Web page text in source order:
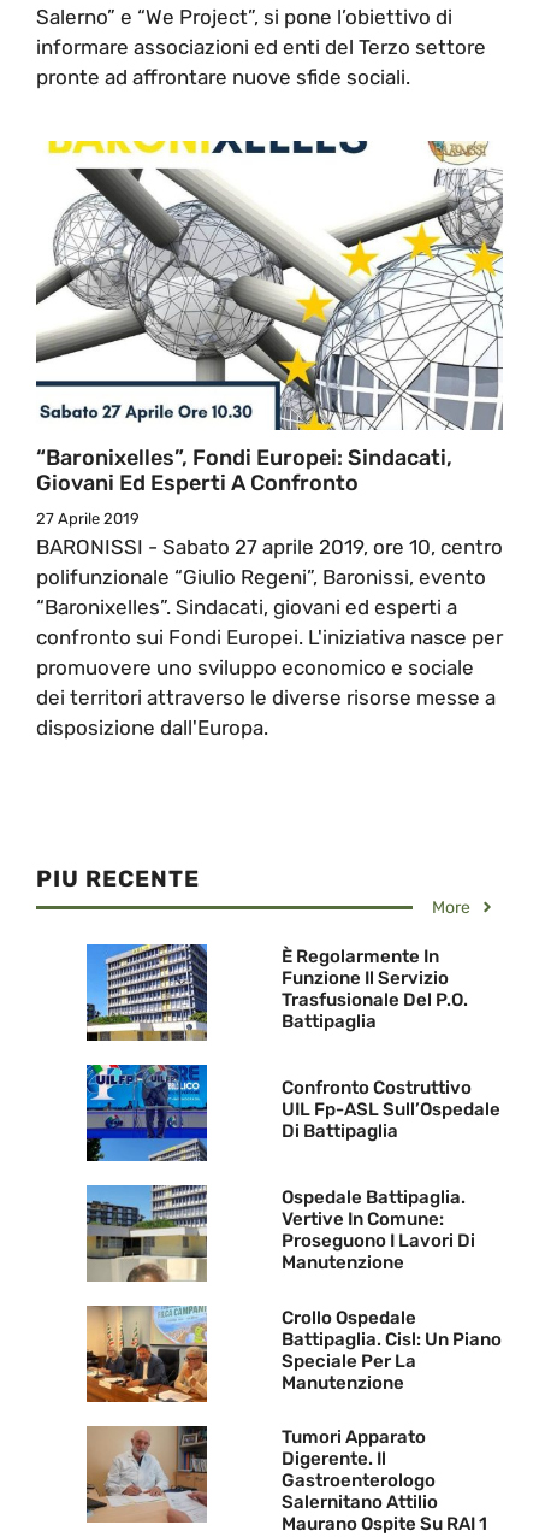
Salerno” e “We Project”, si pone l’obiettivo di
informare associazioni ed enti del Terzo settore
pronte ad affrontare nuove sfide sociali.
“Baronixelles”, Fondi Europei: Sindacati,
Giovani Ed Esperti A Confronto
27 Aprile 2019
BARONISSI - Sabato 27 aprile 2019, ore 10, centro
polifunzionale “Giulio Regeni”, Baronissi, evento
“Baronixelles”. Sindacati, giovani ed esperti a
confronto sui Fondi Europei. L'iniziativa nasce per
promuovere uno sviluppo economico e sociale
dei territori attraverso le diverse risorse messe a
disposizione dall'Europa.
PIU RECENTE
More
È Regolarmente In
Funzione Il Servizio
Trasfusionale Del P.O.
Battipaglia
Confronto Costruttivo
UIL Fp-ASL Sull’Ospedale
Di Battipaglia
Ospedale Battipaglia.
Vertive In Comune:
Proseguono I Lavori Di
Manutenzione
Crollo Ospedale
Battipaglia. Cisl: Un Piano
Speciale Per La
Manutenzione
Tumori Apparato
Digerente. Il
Gastroenterologo
Salernitano Attilio
Maurano Ospite Su RAI 1